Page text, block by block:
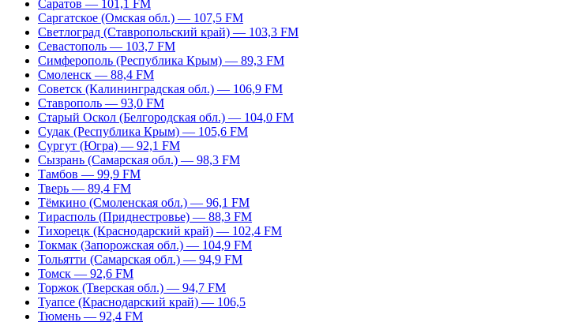
Саратов — 101,1 FM
Саргатское (Омская обл.) — 107,5 FM
Светлоград (Ставропольский край) — 103,3 FM
Севастополь — 103,7 FM
Симферополь (Республика Крым) — 89,3 FM
Смоленск — 88,4 FM
Советск (Калининградская обл.) — 106,9 FM
Ставрополь — 93,0 FM
Старый Оскол (Белгородская обл.) — 104,0 FM
Судак (Республика Крым) — 105,6 FM
Сургут (Югра) — 92,1 FM
Сызрань (Самарская обл.) — 98,3 FM
Тамбов — 99,9 FM
Тверь — 89,4 FM
Тёмкино (Смоленская обл.) — 96,1 FM
Тирасполь (Приднестровье) — 88,3 FM
Тихорецк (Краснодарский край) — 102,4 FM
Токмак (Запорожская обл.) — 104,9 FM
Тольятти (Самарская обл.) — 94,9 FM
Томск — 92,6 FM
Торжок (Тверская обл.) — 94,7 FM
Туапсе (Краснодарский край) — 106,5
Тюмень — 92,4 FM